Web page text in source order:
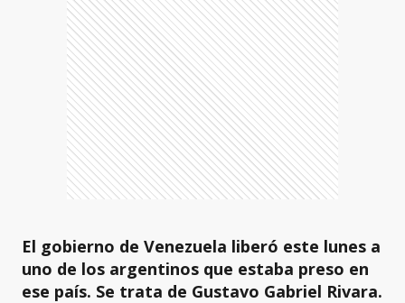
El gobierno de Venezuela liberó este lunes a
uno de los argentinos que estaba preso en
ese país. Se trata de Gustavo Gabriel Rivara.